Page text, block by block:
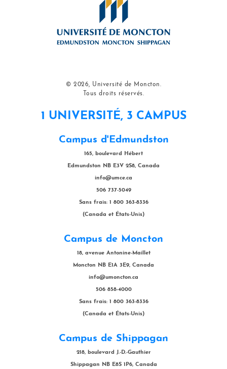
© 2026, Université de Moncton.
Tous droits réservés.
1 UNIVERSITÉ, 3 CAMPUS
Campus d'Edmundston
165, boulevard Hébert
Edmundston NB E3V 2S8, Canada
info@umce.ca
506 737-5049
Sans frais: 1 800 363-8336
(Canada et États-Unis)
Campus de Moncton
18, avenue Antonine-Maillet
Moncton NB E1A 3E9, Canada
info@umoncton.ca
506 858-4000
Sans frais: 1 800 363-8336
(Canada et États-Unis)
Campus de Shippagan
218, boulevard J.-D.-Gauthier
Shippagan NB E8S 1P6, Canada